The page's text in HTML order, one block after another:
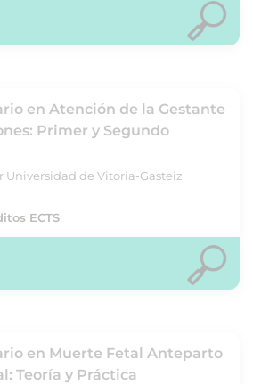
en Atención de la Gestante
Primer y Segundo
Universidad de Vitoria-Gasteiz
ECTS
en Muerte Fetal Anteparto
Teoría y Práctica